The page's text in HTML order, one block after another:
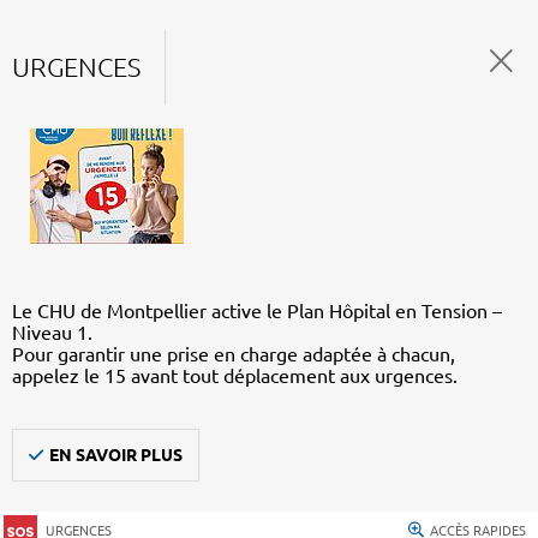
URGENCES
Le CHU de Montpellier active le Plan Hôpital en Tension –
Niveau 1.
Pour garantir une prise en charge adaptée à chacun,
appelez le 15 avant tout déplacement aux urgences.
EN SAVOIR PLUS
URGENCES ACCÈS RAPIDES